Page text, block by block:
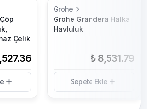
Çelik
Grohe
Grohe Grandera Halka
Havluluk
₺ 8,531.79
Sepete Ekle